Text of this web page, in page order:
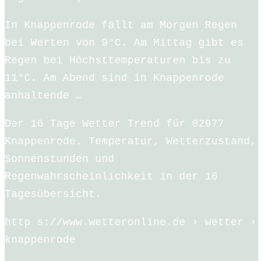
In Knappenrode fällt am Morgen Regen
bei Werten von 9°C. Am Mittag gibt es
Regen bei Höchsttemperaturen bis zu
11°C. Am Abend sind in Knappenrode
anhaltende …
Der 16 Tage Wetter Trend für 02977
Knappenrode. Temperatur, Wetterzustand,
Sonnenstunden und
Regenwahrscheinlichkeit in der 16
Tagesübersicht.
http s://www.wetteronline.de › wetter ›
knappenrode